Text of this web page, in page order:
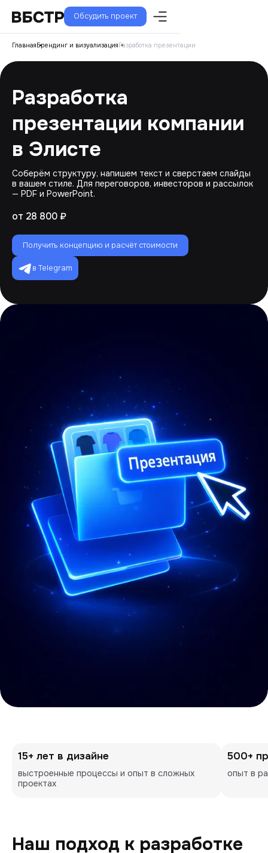
Обсудить проект
ГлавнаяБрендинг и визуализацияРазработка презентации
Разработка
презентации компании
в Элисте
Соберём структуру, напишем текст и сверстаем слайды
в вашем стиле. Для переговоров, инвесторов и рассылок
— PDF и PowerPoint.
от 28 800 ₽
Получить концепцию и расчёт стоимости
в Telegram
15+ лет в дизайне
выстроенные процессы и опыт в сложных
проектах
500+
опыт в
Наш подход к разработке